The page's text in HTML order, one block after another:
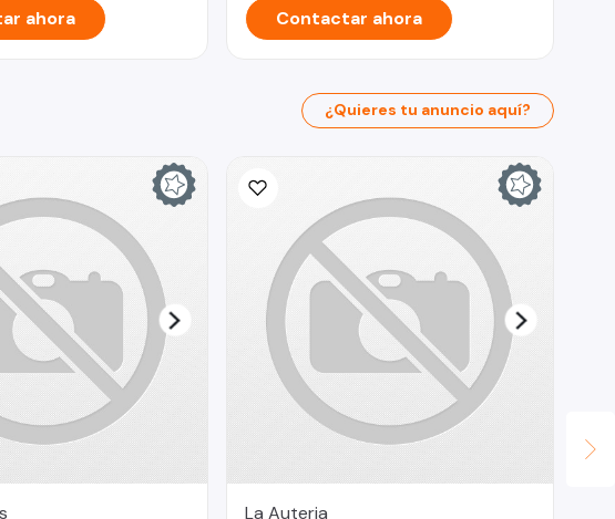
ahora Contactar ahora
¿Quieres tu anuncio aquí?
La Auteria